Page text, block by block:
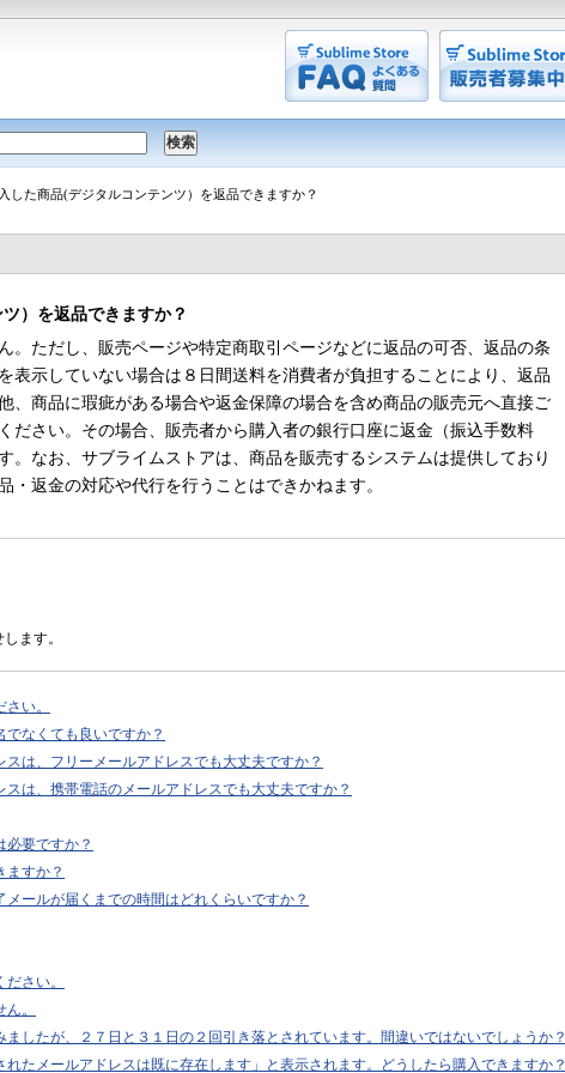
した商品(デジタルコンテンツ）を返品できますか？
）を返品できますか？
。ただし、販売ページや特定商取引ページなどに返品の可否、返品の条
表示していない場合は８日間送料を消費者が負担することにより、返品
、商品に瑕疵がある場合や返金保障の場合を含め商品の販売元へ直接ご
ださい。その場合、販売者から購入者の銀行口座に返金（振込手数料
。なお、サブライムストアは、商品を販売するシステムは提供しており
・返金の対応や代行を行うことはできかねます。
ます。
い。
なくても良いですか？
は、フリーメールアドレスでも大丈夫ですか？
は、携帯電話のメールアドレスでも大丈夫ですか？
必要ですか？
ますか？
ールが届くまでの時間はどれくらいですか？
さい。
。
したが、２７日と３１日の２回引き落とされています。間違いではないでしょうか？
たメールアドレスは既に存在します」と表示されます。どうしたら購入できますか？